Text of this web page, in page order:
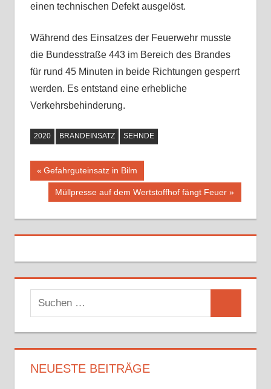
einen technischen Defekt ausgelöst.
Während des Einsatzes der Feuerwehr musste
die Bundesstraße 443 im Bereich des Brandes
für rund 45 Minuten in beide Richtungen gesperrt
werden. Es entstand eine erhebliche
Verkehrsbehinderung.
2020 BRANDEINSATZ SEHNDE
Beitragsnavigation
Vorheriger
Beitrag:
Gefahrguteinsatz in Bilm
Nächster
Müllpresse auf dem Wertstoffhof fängt Feuer
u
c
h
e
c
NEUESTE BEITRÄGE